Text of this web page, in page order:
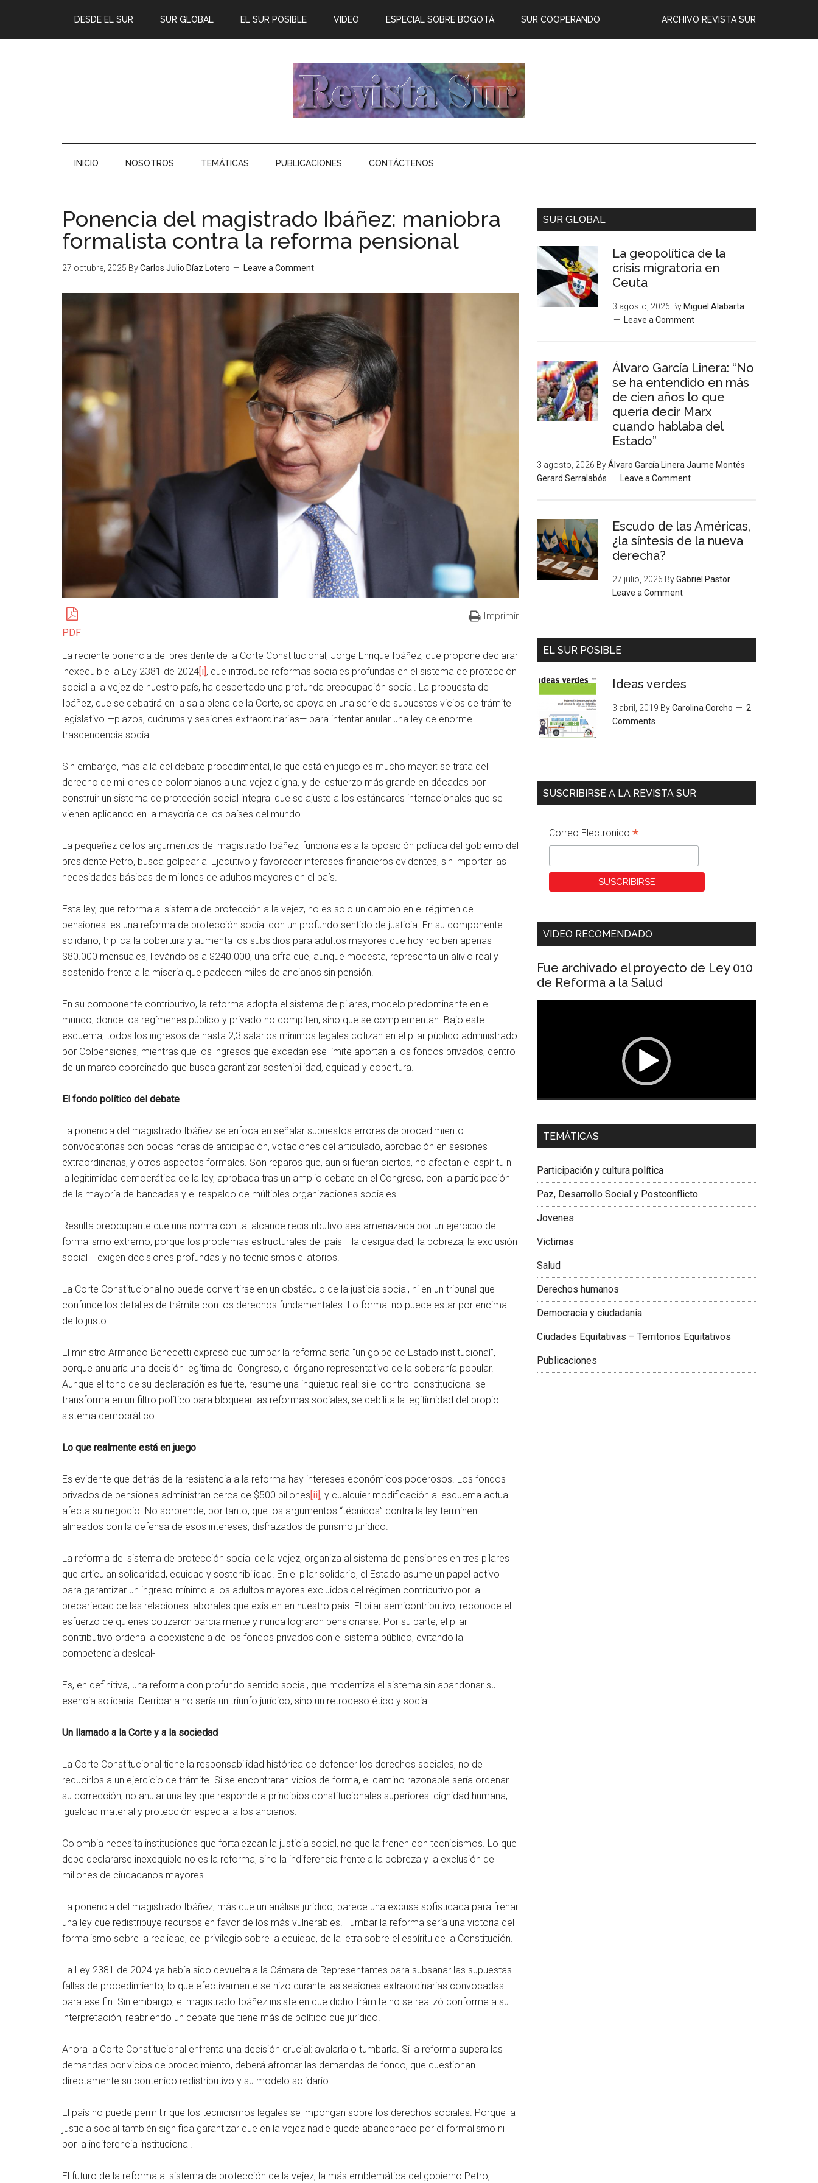
DESDE EL SUR SUR GLOBAL EL SUR POSIBLE ARCHIVO REVISTA SUR
VIDEO ESPECIAL SOBRE BOGOTÁ SUR COOPERANDO
INICIO NOSOTROS TEMÁTICAS PUBLICACIONES CONTÁCTENOS
Ponencia del magistrado Ibáñez: maniobra
formalista contra la reforma pensional
27 octubre, 2025 ByCarlos Julio Díaz Lotero Leave a Comment
PDF
Imprimir
La reciente ponencia del presidente de la Corte Constitucional, Jorge Enrique Ibáñez, que propone declarar
inexequible la Ley 2381 de 2024[i], que introduce reformas sociales profundas en el sistema de protección
social a la vejez de nuestro país, ha despertado una profunda preocupación social. La propuesta de
Ibáñez, que se debatirá en la sala plena de la Corte, se apoya en una serie de supuestos vicios de trámite
legislativo —plazos, quórums y sesiones extraordinarias— para intentar anular una ley de enorme
trascendencia social.
Sin embargo, más allá del debate procedimental, lo que está en juego es mucho mayor: se trata del
derecho de millones de colombianos a una vejez digna, y del esfuerzo más grande en décadas por
construir un sistema de protección social integral que se ajuste a los estándares internacionales que se
vienen aplicando en la mayoría de los países del mundo.
La pequeñez de los argumentos del magistrado Ibáñez, funcionales a la oposición política del gobierno del
presidente Petro, busca golpear al Ejecutivo y favorecer intereses financieros evidentes, sin importar las
necesidades básicas de millones de adultos mayores en el país.
Esta ley, que reforma al sistema de protección a la vejez, no es solo un cambio en el régimen de
pensiones: es una reforma de protección social con un profundo sentido de justicia. En su componente
solidario, triplica la cobertura y aumenta los subsidios para adultos mayores que hoy reciben apenas
$80.000 mensuales, llevándolos a $240.000, una cifra que, aunque modesta, representa un alivio real y
sostenido frente a la miseria que padecen miles de ancianos sin pensión.
En su componente contributivo, la reforma adopta el sistema de pilares, modelo predominante en el
mundo, donde los regímenes público y privado no compiten, sino que se complementan. Bajo este
esquema, todos los ingresos de hasta 2,3 salarios mínimos legales cotizan en el pilar público administrado
por Colpensiones, mientras que los ingresos que excedan ese límite aportan a los fondos privados, dentro
de un marco coordinado que busca garantizar sostenibilidad, equidad y cobertura.
El fondo político del debate
La ponencia del magistrado Ibáñez se enfoca en señalar supuestos errores de procedimiento:
convocatorias con pocas horas de anticipación, votaciones del articulado, aprobación en sesiones
extraordinarias, y otros aspectos formales. Son reparos que, aun si fueran ciertos, no afectan el espíritu ni
la legitimidad democrática de la ley, aprobada tras un amplio debate en el Congreso, con la participación
de la mayoría de bancadas y el respaldo de múltiples organizaciones sociales.
Resulta preocupante que una norma con tal alcance redistributivo sea amenazada por un ejercicio de
formalismo extremo, porque los problemas estructurales del país —la desigualdad, la pobreza, la exclusión
social— exigen decisiones profundas y no tecnicismos dilatorios.
La Corte Constitucional no puede convertirse en un obstáculo de la justicia social, ni en un tribunal que
confunde los detalles de trámite con los derechos fundamentales. Lo formal no puede estar por encima
de lo justo.
El ministro Armando Benedetti expresó que tumbar la reforma sería “un golpe de Estado institucional”,
porque anularía una decisión legítima del Congreso, el órgano representativo de la soberanía popular.
Aunque el tono de su declaración es fuerte, resume una inquietud real: si el control constitucional se
transforma en un filtro político para bloquear las reformas sociales, se debilita la legitimidad del propio
sistema democrático.
Lo que realmente está en juego
Es evidente que detrás de la resistencia a la reforma hay intereses económicos poderosos. Los fondos
privados de pensiones administran cerca de $500 billones[ii], y cualquier modificación al esquema actual
afecta su negocio. No sorprende, por tanto, que los argumentos “técnicos” contra la ley terminen
alineados con la defensa de esos intereses, disfrazados de purismo jurídico.
La reforma del sistema de protección social de la vejez, organiza al sistema de pensiones en tres pilares
que articulan solidaridad, equidad y sostenibilidad. En el pilar solidario, el Estado asume un papel activo
para garantizar un ingreso mínimo a los adultos mayores excluidos del régimen contributivo por la
precariedad de las relaciones laborales que existen en nuestro pais. El pilar semicontributivo, reconoce el
esfuerzo de quienes cotizaron parcialmente y nunca lograron pensionarse. Por su parte, el pilar
contributivo ordena la coexistencia de los fondos privados con el sistema público, evitando la
competencia desleal-
Es, en definitiva, una reforma con profundo sentido social, que moderniza el sistema sin abandonar su
esencia solidaria. Derribarla no sería un triunfo jurídico, sino un retroceso ético y social.
Un llamado a la Corte y a la sociedad
La Corte Constitucional tiene la responsabilidad histórica de defender los derechos sociales, no de
reducirlos a un ejercicio de trámite. Si se encontraran vicios de forma, el camino razonable sería ordenar
su corrección, no anular una ley que responde a principios constitucionales superiores: dignidad humana,
igualdad material y protección especial a los ancianos.
Colombia necesita instituciones que fortalezcan la justicia social, no que la frenen con tecnicismos. Lo que
debe declararse inexequible no es la reforma, sino la indiferencia frente a la pobreza y la exclusión de
millones de ciudadanos mayores.
La ponencia del magistrado Ibáñez, más que un análisis jurídico, parece una excusa sofisticada para frenar
una ley que redistribuye recursos en favor de los más vulnerables. Tumbar la reforma sería una victoria del
formalismo sobre la realidad, del privilegio sobre la equidad, de la letra sobre el espíritu de la Constitución.
La Ley 2381 de 2024 ya había sido devuelta a la Cámara de Representantes para subsanar las supuestas
fallas de procedimiento, lo que efectivamente se hizo durante las sesiones extraordinarias convocadas
para ese fin. Sin embargo, el magistrado Ibáñez insiste en que dicho trámite no se realizó conforme a su
interpretación, reabriendo un debate que tiene más de político que jurídico.
Ahora la Corte Constitucional enfrenta una decisión crucial: avalarla o tumbarla. Si la reforma supera las
demandas por vicios de procedimiento, deberá afrontar las demandas de fondo, que cuestionan
directamente su contenido redistributivo y su modelo solidario.
El país no puede permitir que los tecnicismos legales se impongan sobre los derechos sociales. Porque la
justicia social también significa garantizar que en la vejez nadie quede abandonado por el formalismo ni
por la indiferencia institucional.
El futuro de la reforma al sistema de protección de la vejez, la más emblemática del gobierno Petro,
SUR GLOBAL
La geopolítica de la
crisis migratoria en
Ceuta
3 agosto, 2026 By Miguel Alabarta
Leave a Comment
Álvaro García Linera: “No
se ha entendido en más
de cien años lo que
quería decir Marx
cuando hablaba del
Estado”
3 agosto, 2026 ByÁlvaro García Linera Jaume Montés
Gerard Serralabós
Leave a Comment
Escudo de las Américas,
¿la síntesis de la nueva
derecha?
27 julio, 2026 ByGabriel Pastor
Leave a Comment
EL SUR POSIBLE
Ideas verdes
3 abril, 2019 ByCarolina Corcho
2
Comments
SUSCRIBIRSE A LA REVISTA SUR
Correo Electronico *
VIDEO RECOMENDADO
Fue archivado el proyecto de Ley 010
de Reforma a la Salud
Dra. Carolina Corcho Mejía,
Latinoamericana Sur, Vicepresidenta Federación
TEMÁTICAS
Participación y cultura política
Paz, Desarrollo Social y Postconflicto
Jovenes
Victimas
Salud
Derechos humanos
Democracia y ciudadania
Ciudades Equitativas – Territorios Equitativos
Publicaciones